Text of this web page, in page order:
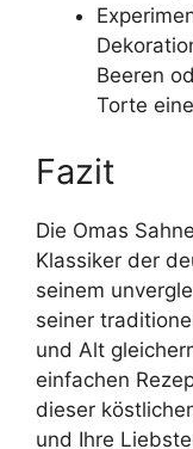
Beeren
Torte
Fazit
Die Omas
Klassiker der
seinem
seiner
und Alt
einfachen
dieser
und Ihre